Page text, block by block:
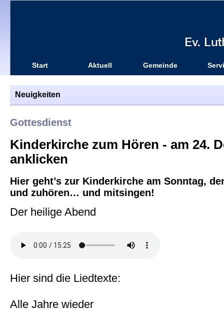
Start Aktuell Gemeinde
Neuigkeiten
Gottesdienst
Kinderkirche zum Hören - am 24.
anklicken
Hier geht’s zur Kinderkirche am Sonntag,
und zuhören… und mitsingen!
Der heilige Abend
Hier sind die Liedtexte:
Alle Jahre wieder